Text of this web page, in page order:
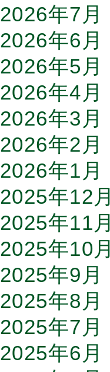
2026年7月
2026年6月
2026年5月
2026年4月
2026年3月
2026年2月
2026年1月
2025年12月
2025年11月
2025年10月
2025年9月
2025年8月
2025年7月
2025年6月